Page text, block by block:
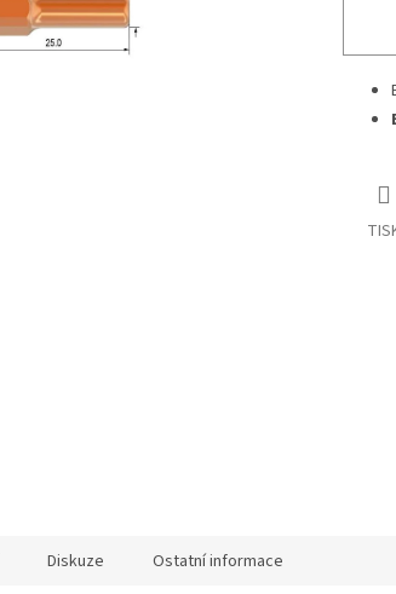
Diskuze Ostatní informace